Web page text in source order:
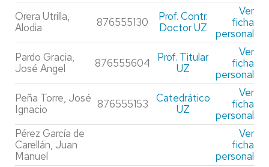
Orera Utrilla,
Alodia
876555130
Prof. Contr.
Doctor UZ
Ver
ficha
personal
Pardo Gracia,
José Angel
876555604
Prof. Titular
UZ
Ver
ficha
personal
Peña Torre, José
Ignacio
876555153
Catedrático
UZ
Ver
ficha
personal
Pérez García de
Carellán, Juan
Manuel
Ver
ficha
personal